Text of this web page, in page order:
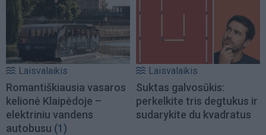
Laisvalaikis
Romantiškiausia vasaros
kelionė Klaipėdoje –
elektriniu vandens
autobusu (1)
Laisvalaikis
Suktas galvosūkis:
perkelkite tris degtukus ir
sudarykite du kvadratus